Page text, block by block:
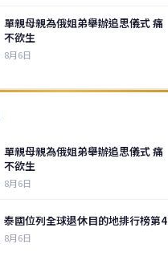
單親母親為俄姐弟舉辦追思儀式 痛
不欲生
8月6日
單親母親為俄姐弟舉辦追思儀式 痛
不欲生
8月6日
泰國位列全球退休目的地排行榜第4
8月6日